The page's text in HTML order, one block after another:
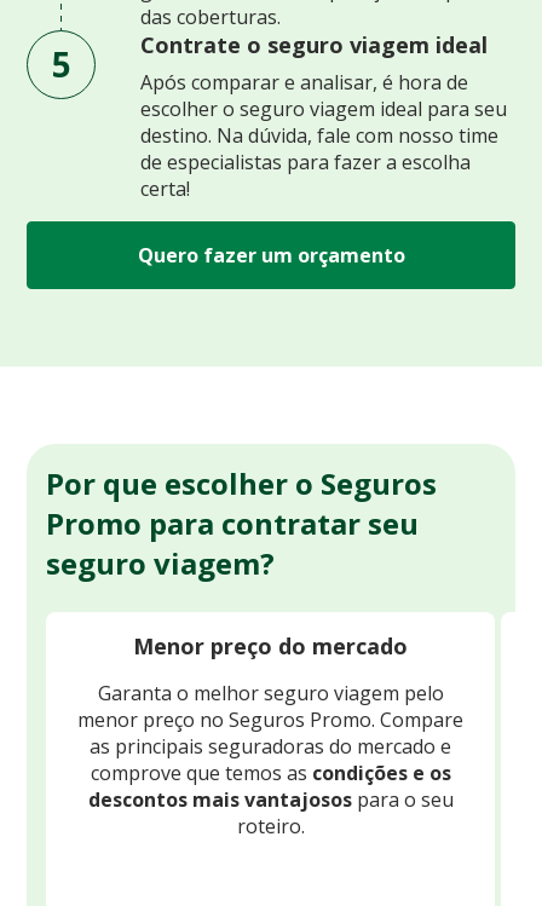
das coberturas.
5 Contrate o seguro viagem ideal
Após comparar e analisar, é hora de
escolher o seguro viagem ideal para seu
destino. Na dúvida, fale com nosso time
de especialistas para fazer a escolha
certa!
Quero fazer um orçamento
Por que escolher o Seguros
Promo para contratar seu
seguro viagem?
Menor preço do mercado
Garanta o melhor seguro viagem pelo
menor preço no Seguros Promo. Compare
as principais seguradoras do mercado e
comprove que temos as condições e os
descontos mais vantajosospara o seu
roteiro.